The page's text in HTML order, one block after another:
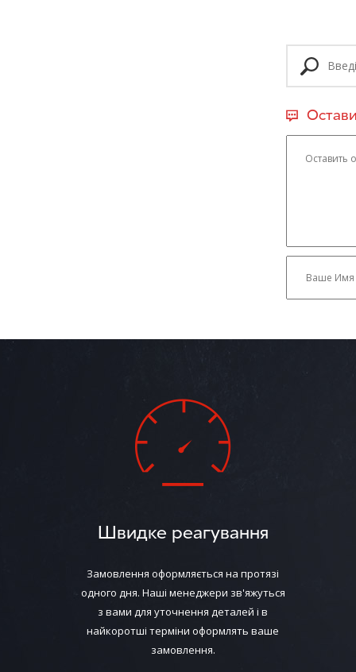
Швидке реагування
Замовлення оформляється на протязі
одного дня. Наші менеджери зв'яжуться
з вами для уточнення деталей і в
найкоротші терміни оформлять ваше
замовлення.